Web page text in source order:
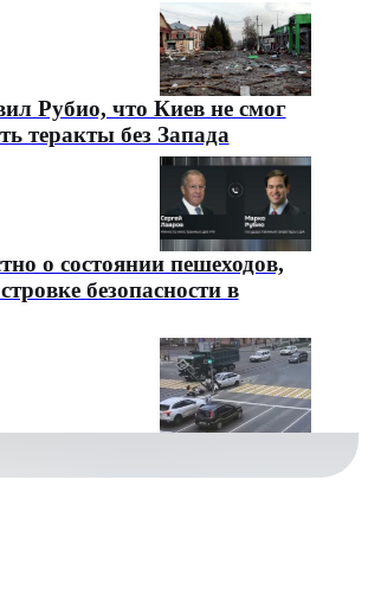
Рубио, что Киев не смог
теракты без Запада
о состоянии пешеходов,
безопасности в